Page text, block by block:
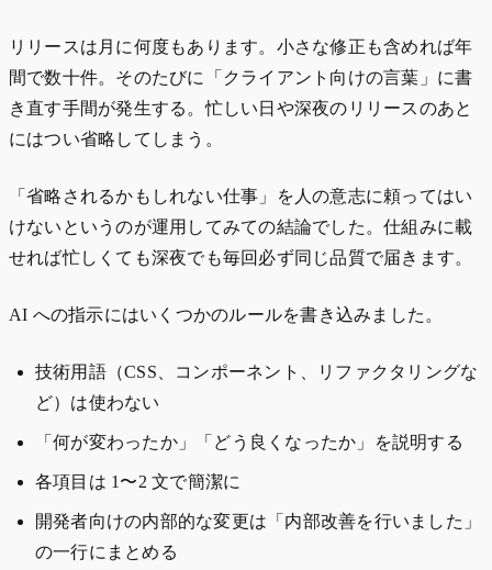
リリースは月に何度もあります。小さな修正も含めれば年
間で数十件。そのたびに「クライアント向けの言葉」に書
き直す手間が発生する。忙しい日や深夜のリリースのあと
にはつい省略してしまう。
「省略されるかもしれない仕事」を人の意志に頼ってはい
けないというのが運用してみての結論でした。仕組みに載
せれば忙しくても深夜でも毎回必ず同じ品質で届きます。
AI への指示にはいくつかのルールを書き込みました。
技術用語（CSS、コンポーネント、リファクタリングな
ど）は使わない
「何が変わったか」「どう良くなったか」を説明する
各項目は 1〜2 文で簡潔に
開発者向けの内部的な変更は「内部改善を行いました」
の一行にまとめる